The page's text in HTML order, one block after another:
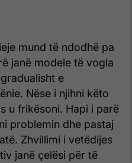
mund të ndodhë pa
janë modele të vogla
e
Nëse i njihni këto
u frikësoni. Hapi i parë
problemin dhe pastaj
Zhvillimi i vetëdijes
janë çelësi për të